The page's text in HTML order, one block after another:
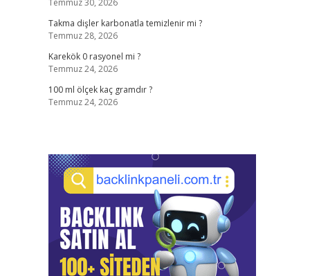
Temmuz 30, 2026
Takma dişler karbonatla temizlenir mi ?
Temmuz 28, 2026
Karekök 0 rasyonel mi ?
Temmuz 24, 2026
100 ml ölçek kaç gramdır ?
Temmuz 24, 2026